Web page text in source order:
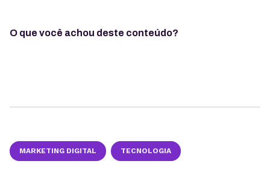
O que você achou deste conteúdo?
MARKETING DIGITAL TECNOLOGIA